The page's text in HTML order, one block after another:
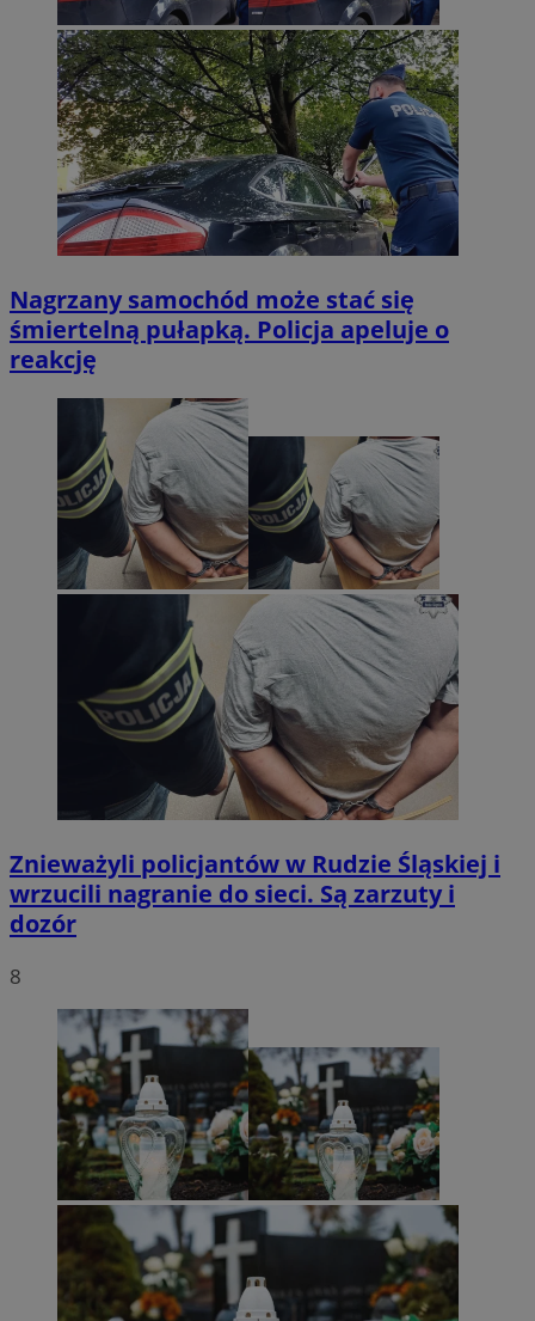
Nagrzany samochód może stać się
śmiertelną pułapką. Policja apeluje o
reakcję
Znieważyli policjantów w Rudzie Śląskiej i
wrzucili nagranie do sieci. Są zarzuty i
dozór
8